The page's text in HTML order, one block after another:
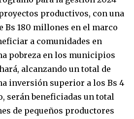
productivos, con una
Bs 180 millones en el marco
a comunidades en
pobreza en los municipios
alcanzando un total de
inversión superior a los Bs 4
serán beneficiadas un total
de pequeños productores